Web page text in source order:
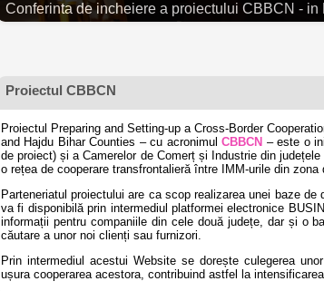
Conferinta de incheiere a proiectului CBBCN - in
Proiectul CBBCN
Proiectul Preparing and Setting-up a Cross-Border
and Hajdu Bihar Counties – cu acronimulCBBCN – este o
de proiect) și a Camerelor de Comerț și Industrie din
o rețea de cooperare transfrontalieră între IMM-urile din zona
Parteneriatul proiectului are ca scop realizarea unei baze
va fi disponibilă prin intermediul platformei electronice
informații pentru companiile din cele două județe, dar și o
căutare a unor noi clienți sau furnizori.
Prin intermediul acestui Website se dorește culegerea
ușura cooperarea acestora, contribuind astfel la